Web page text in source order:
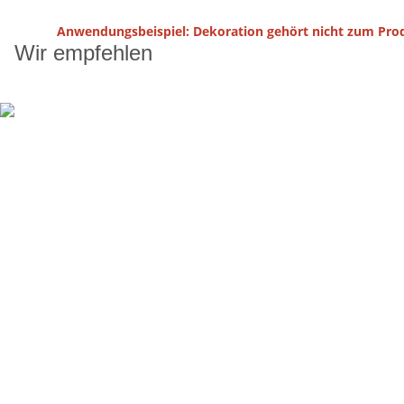
Anwendungsbeispiel: Dekoration gehört nicht zum
Wir empfehlen